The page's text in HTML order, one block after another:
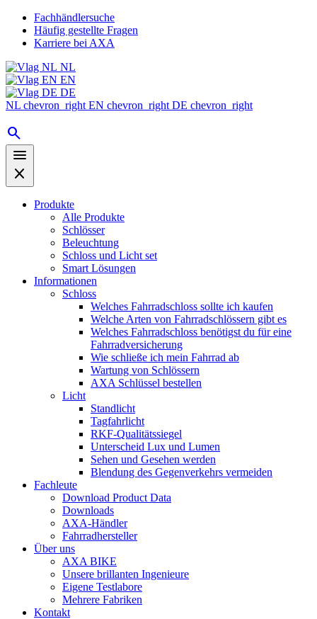
Fachhändlersuche
Häufig gestellte Fragen
Karriere bei AXA
NL
EN
DE
NL chevron_right EN chevron_right DE chevron_right
search
menu
close
Produkte
Alle Produkte
Schlösser
Beleuchtung
Schloss und Licht set
Smart Lösungen
Informationen
Schloss
Welches Fahrradschloss sollte ich kaufen
Welche Arten von Fahrradschlössern gibt es
Welches Fahrradschloss benötigst du für eine
Fahrradversicherung
Wie schließe ich mein Fahrrad ab
Wartung von Schlössern
AXA Schlüssel bestellen
Licht
Standlicht
Tagfahrlicht
RKF-Qualitätssiegel
Unterscheid Lux und Lumen
Sehen und Gesehen werden
Blendung des Gegenverkehrs vermeiden
Fachleute
Download Product Data
Downloads
AXA-Händler
Fahrradhersteller
Über uns
AXA BIKE
Unsere brillanten Ingenieure
Eigene Testlabore
Mehrere Fabriken
Kontakt